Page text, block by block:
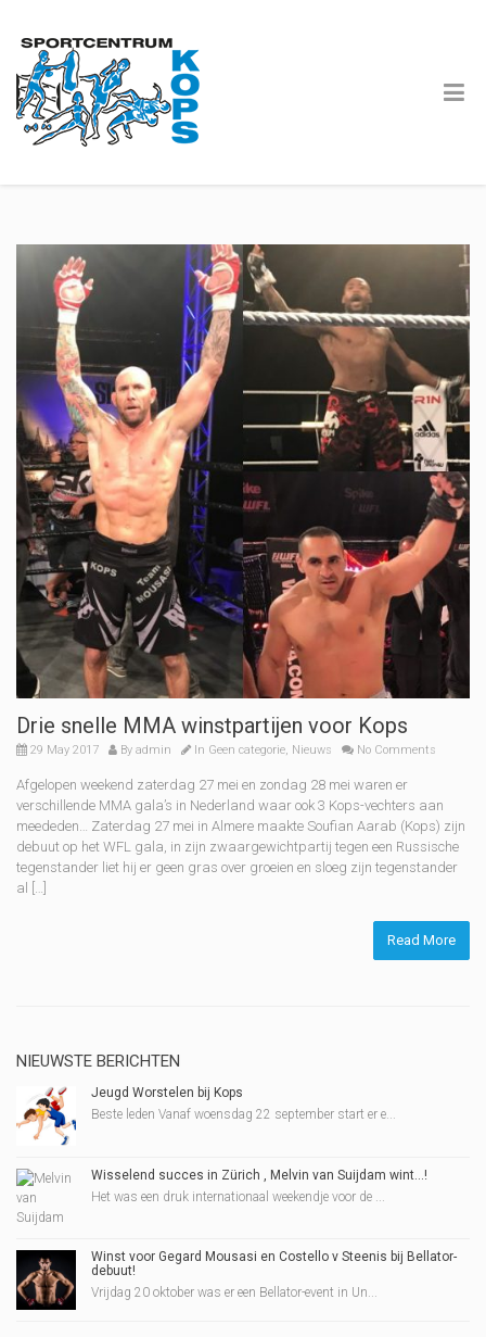
Drie snelle MMA winstpartijen voor Kops
29 May 2017 By admin In Geen categorie, Nieuws No Comments
Afgelopen weekend zaterdag 27 mei en zondag 28 mei waren er
verschillende MMA gala’s in Nederland waar ook 3 Kops-vechters aan
meededen… Zaterdag 27 mei in Almere maakte Soufian Aarab (Kops) zijn
debuut op het WFL gala, in zijn zwaargewichtpartij tegen een Russische
tegenstander liet hij er geen gras over groeien en sloeg zijn tegenstander
al […]
Read More
NIEUWSTE BERICHTEN
Jeugd Worstelen bij Kops
Beste leden Vanaf woensdag 22 september start er e...
Wisselend succes in Zürich , Melvin van Suijdam wint…!
Het was een druk internationaal weekendje voor de ...
Winst voor Gegard Mousasi en Costello v Steenis bij Bellator-
debuut!
Vrijdag 20 oktober was er een Bellator-event in Un...